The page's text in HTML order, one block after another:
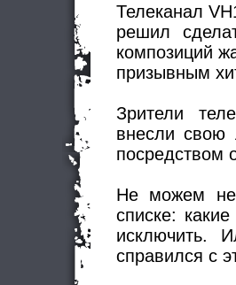
Телеканал
решил
композиций
призывным
Зрители
внесли свою
посредством
Не можем не
списке:
исключить.
справился с